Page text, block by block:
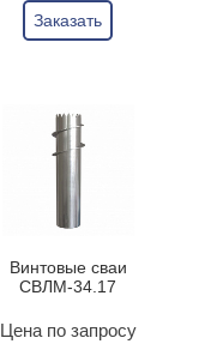
Заказать
Винтовые сваи
СВЛМ-34.17
Цена по запросу